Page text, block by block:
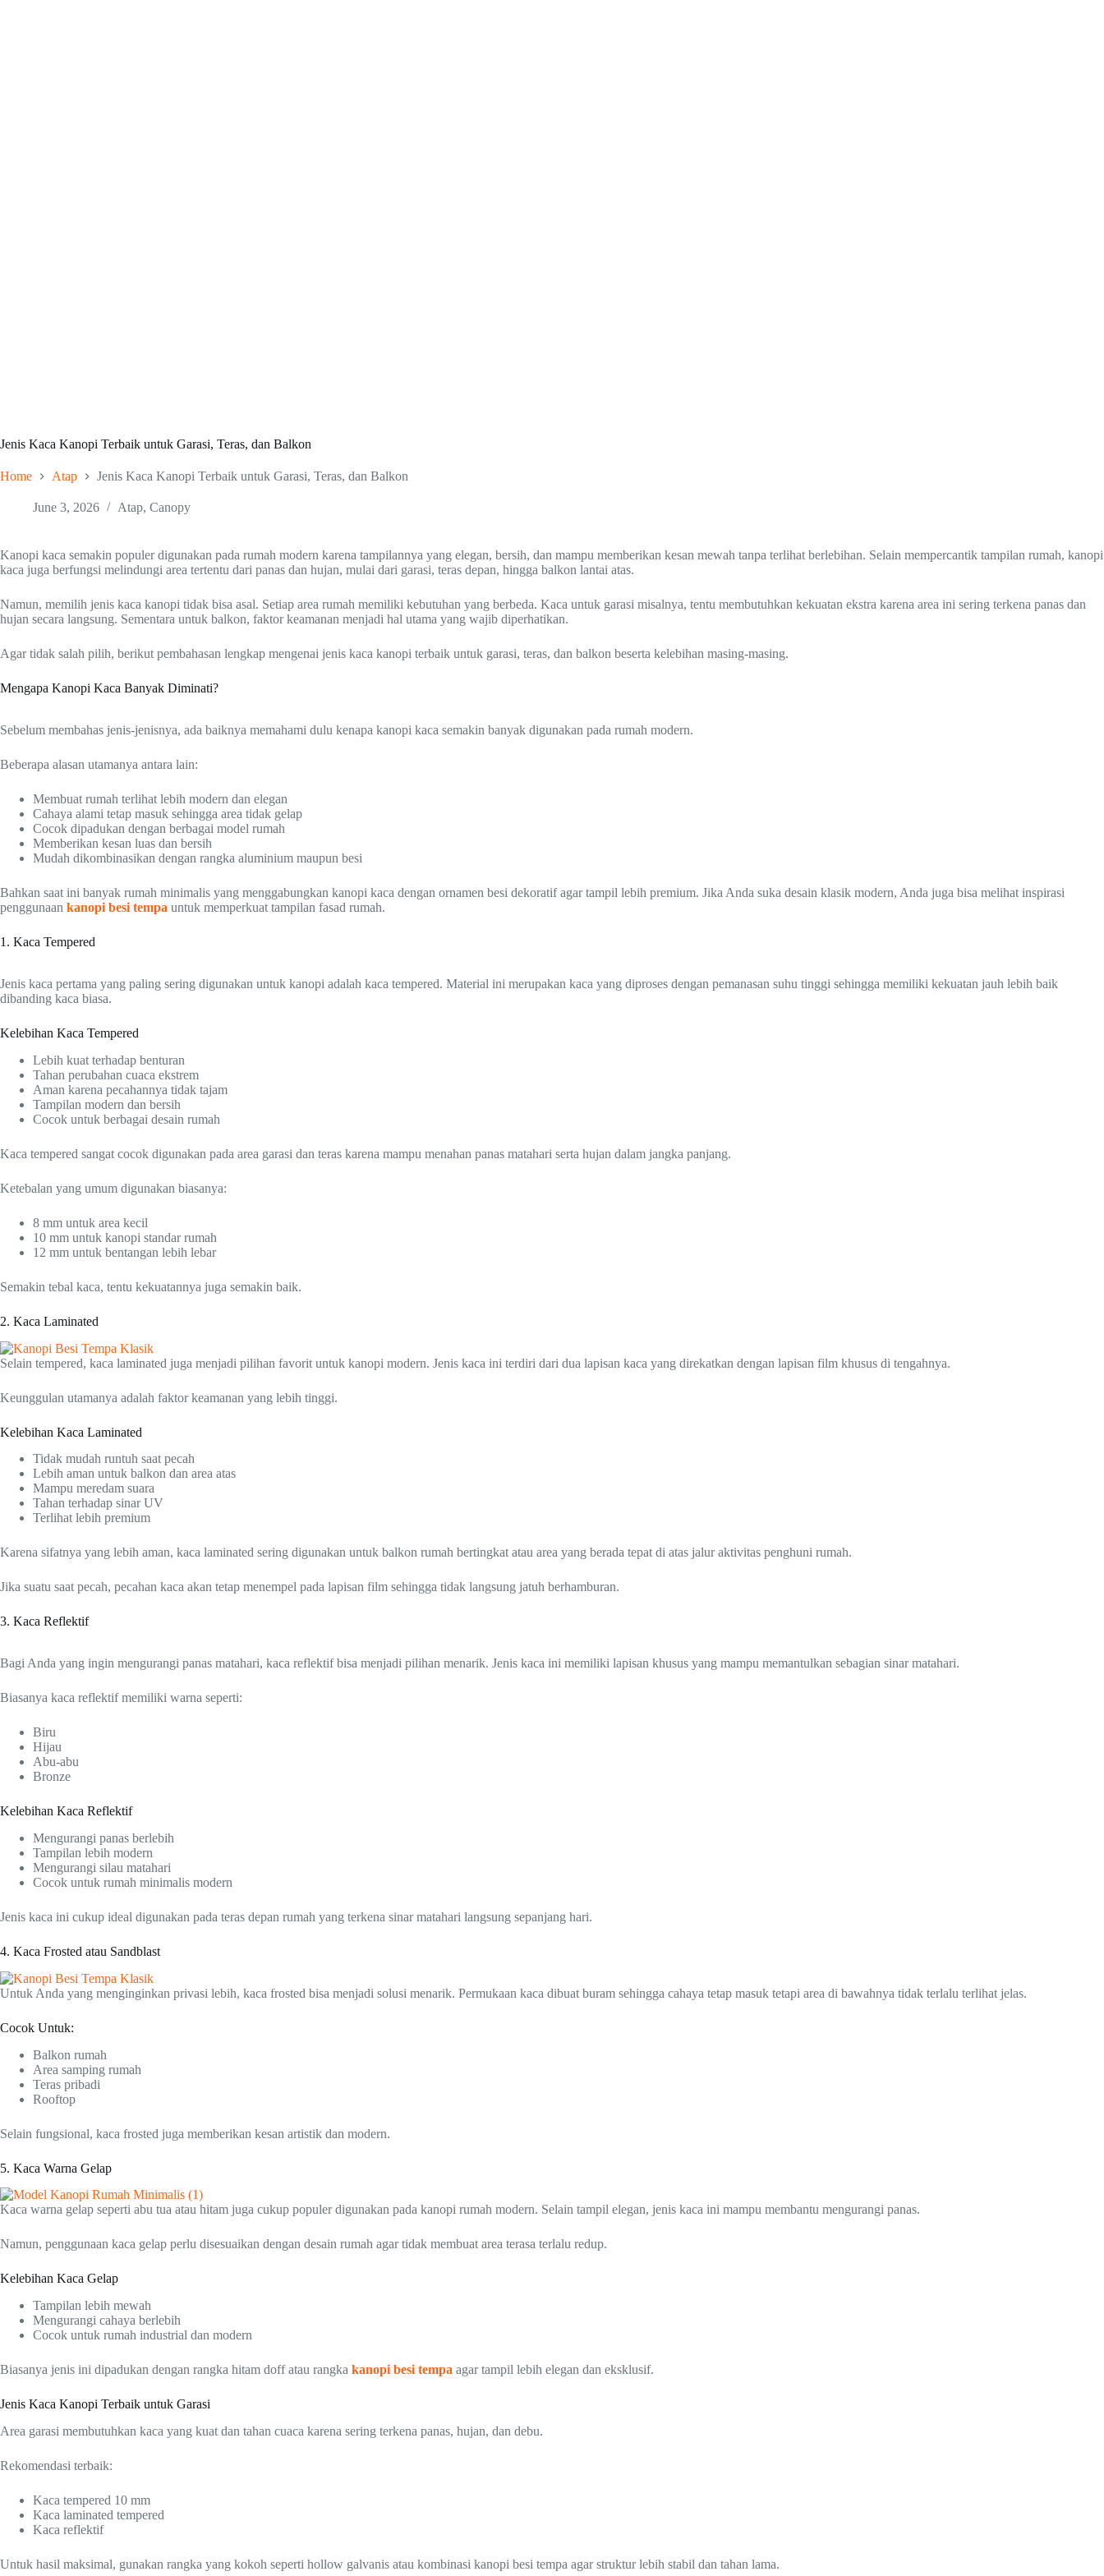
Jenis Kaca Kanopi Terbaik untuk Garasi, Teras, dan Balkon
Home Atap Jenis Kaca Kanopi Terbaik untuk Garasi, Teras, dan Balkon
June 3, 2026 Atap, Canopy
Kanopi kaca semakin populer digunakan pada rumah modern karena tampilannya yang elegan, bersih, dan mampu memberikan kesan mewah tanpa terlihat berlebihan. Selain mempercantik tampilan rumah, kanopi
kaca juga berfungsi melindungi area tertentu dari panas dan hujan, mulai dari garasi, teras depan, hingga balkon lantai atas.
Namun, memilih jenis kaca kanopi tidak bisa asal. Setiap area rumah memiliki kebutuhan yang berbeda. Kaca untuk garasi misalnya, tentu membutuhkan kekuatan ekstra karena area ini sering terkena panas dan
hujan secara langsung. Sementara untuk balkon, faktor keamanan menjadi hal utama yang wajib diperhatikan.
Agar tidak salah pilih, berikut pembahasan lengkap mengenai jenis kaca kanopi terbaik untuk garasi, teras, dan balkon beserta kelebihan masing-masing.
Mengapa Kanopi Kaca Banyak Diminati?
Sebelum membahas jenis-jenisnya, ada baiknya memahami dulu kenapa kanopi kaca semakin banyak digunakan pada rumah modern.
Beberapa alasan utamanya antara lain:
Membuat rumah terlihat lebih modern dan elegan
Cahaya alami tetap masuk sehingga area tidak gelap
Cocok dipadukan dengan berbagai model rumah
Memberikan kesan luas dan bersih
Mudah dikombinasikan dengan rangka aluminium maupun besi
Bahkan saat ini banyak rumah minimalis yang menggabungkan kanopi kaca dengan ornamen besi dekoratif agar tampil lebih premium. Jika Anda suka desain klasik modern, Anda juga bisa melihat inspirasi
penggunaan kanopi besi tempa untuk memperkuat tampilan fasad rumah.
1. Kaca Tempered
Jenis kaca pertama yang paling sering digunakan untuk kanopi adalah kaca tempered. Material ini merupakan kaca yang diproses dengan pemanasan suhu tinggi sehingga memiliki kekuatan jauh lebih baik
dibanding kaca biasa.
Kelebihan Kaca Tempered
Lebih kuat terhadap benturan
Tahan perubahan cuaca ekstrem
Aman karena pecahannya tidak tajam
Tampilan modern dan bersih
Cocok untuk berbagai desain rumah
Kaca tempered sangat cocok digunakan pada area garasi dan teras karena mampu menahan panas matahari serta hujan dalam jangka panjang.
Ketebalan yang umum digunakan biasanya:
8 mm untuk area kecil
10 mm untuk kanopi standar rumah
12 mm untuk bentangan lebih lebar
Semakin tebal kaca, tentu kekuatannya juga semakin baik.
2. Kaca Laminated
Selain tempered, kaca laminated juga menjadi pilihan favorit untuk kanopi modern. Jenis kaca ini terdiri dari dua lapisan kaca yang direkatkan dengan lapisan film khusus di tengahnya.
Keunggulan utamanya adalah faktor keamanan yang lebih tinggi.
Kelebihan Kaca Laminated
Tidak mudah runtuh saat pecah
Lebih aman untuk balkon dan area atas
Mampu meredam suara
Tahan terhadap sinar UV
Terlihat lebih premium
Karena sifatnya yang lebih aman, kaca laminated sering digunakan untuk balkon rumah bertingkat atau area yang berada tepat di atas jalur aktivitas penghuni rumah.
Jika suatu saat pecah, pecahan kaca akan tetap menempel pada lapisan film sehingga tidak langsung jatuh berhamburan.
3. Kaca Reflektif
Bagi Anda yang ingin mengurangi panas matahari, kaca reflektif bisa menjadi pilihan menarik. Jenis kaca ini memiliki lapisan khusus yang mampu memantulkan sebagian sinar matahari.
Biasanya kaca reflektif memiliki warna seperti:
Biru
Hijau
Abu-abu
Bronze
Kelebihan Kaca Reflektif
Mengurangi panas berlebih
Tampilan lebih modern
Mengurangi silau matahari
Cocok untuk rumah minimalis modern
Jenis kaca ini cukup ideal digunakan pada teras depan rumah yang terkena sinar matahari langsung sepanjang hari.
4. Kaca Frosted atau Sandblast
Untuk Anda yang menginginkan privasi lebih, kaca frosted bisa menjadi solusi menarik. Permukaan kaca dibuat buram sehingga cahaya tetap masuk tetapi area di bawahnya tidak terlalu terlihat jelas.
Cocok Untuk:
Balkon rumah
Area samping rumah
Teras pribadi
Rooftop
Selain fungsional, kaca frosted juga memberikan kesan artistik dan modern.
5. Kaca Warna Gelap
Kaca warna gelap seperti abu tua atau hitam juga cukup populer digunakan pada kanopi rumah modern. Selain tampil elegan, jenis kaca ini mampu membantu mengurangi panas.
Namun, penggunaan kaca gelap perlu disesuaikan dengan desain rumah agar tidak membuat area terasa terlalu redup.
Kelebihan Kaca Gelap
Tampilan lebih mewah
Mengurangi cahaya berlebih
Cocok untuk rumah industrial dan modern
Biasanya jenis ini dipadukan dengan rangka hitam doff atau rangka kanopi besi tempa agar tampil lebih elegan dan eksklusif.
Jenis Kaca Kanopi Terbaik untuk Garasi
Area garasi membutuhkan kaca yang kuat dan tahan cuaca karena sering terkena panas, hujan, dan debu.
Rekomendasi terbaik:
Kaca tempered 10 mm
Kaca laminated tempered
Kaca reflektif
Untuk hasil maksimal, gunakan rangka yang kokoh seperti hollow galvanis atau kombinasi kanopi besi tempa agar struktur lebih stabil dan tahan lama.